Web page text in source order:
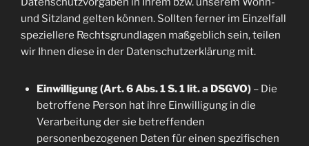
und Sitzland gelten können. Sollten ferner im Einzelfall
speziellere Rechtsgrundlagen maßgeblich sein, teilen
wir Ihnen diese in der Datenschutzerklärung mit.
Einwilligung (Art. 6 Abs. 1 S. 1 lit. a DSGVO)– Die
betroffene Person hat ihre Einwilligung in die
Verarbeitung der sie betreffenden
personenbezogenen Daten für einen spezifischen